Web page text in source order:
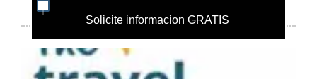
Solicite informacion GRATIS